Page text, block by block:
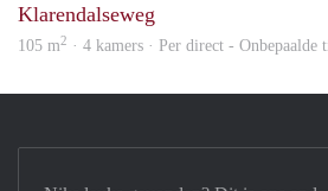
Klarendalseweg
105 m2 · 4 kamers · Per direct - Onbepaalde